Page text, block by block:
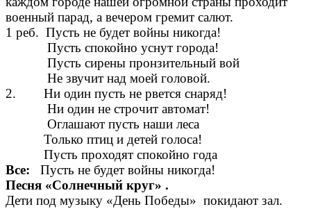
военный парад, а вечером гремит салют.
1 реб. Пусть не будет войны никогда!
Пусть спокойно уснут города!
Пусть сирены пронзительный вой
Не звучит над моей головой.
2. Ни один пусть не рвется снаряд!
Ни один не строчит автомат!
Оглашают пусть наши леса
Только птиц и детей голоса!
Пусть проходят спокойно года
Все: Пусть не будет войны никогда!
Песня «Солнечный круг» .
Дети под музыку «День Победы» покидают зал.